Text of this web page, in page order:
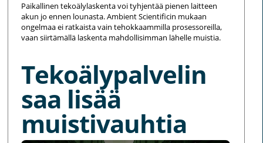
Paikallinen tekoälylaskenta voi tyhjentää pienen laitteen
akun jo ennen lounasta. Ambient Scientificin mukaan
ongelmaa ei ratkaista vain tehokkaammilla prosessoreilla,
vaan siirtämällä laskenta mahdollisimman lähelle muistia.
Tekoälypalvelin
saa lisää
muistivauhtia